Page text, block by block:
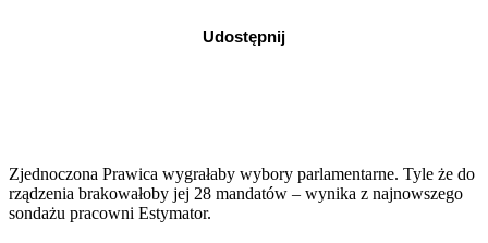
Udostępnij
Zjednoczona Prawica wygrałaby wybory parlamentarne. Tyle że do
rządzenia brakowałoby jej 28 mandatów – wynika z najnowszego
sondażu pracowni Estymator.